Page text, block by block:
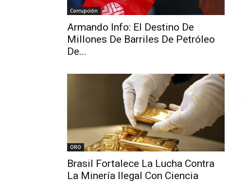
Corrupción
Armando Info: El Destino De
Millones De Barriles De Petróleo
De...
ORO
Brasil Fortalece La Lucha Contra
La Minería Ilegal Con Ciencia